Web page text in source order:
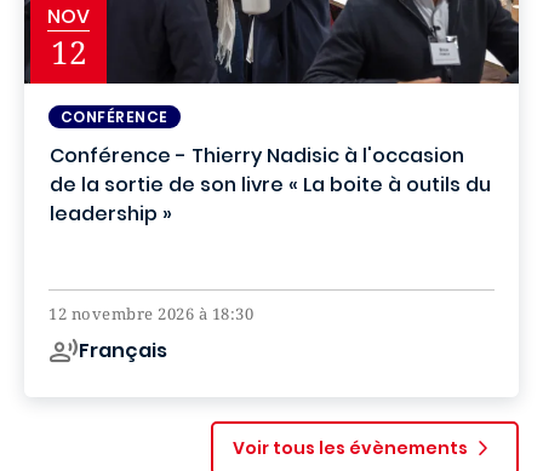
NOV
12
CONFÉRENCE
Conférence - Thierry Nadisic à l'occasion
de la sortie de son livre « La boite à outils du
leadership »
12 novembre 2026 à 18:30
Français
Voir tous les évènements